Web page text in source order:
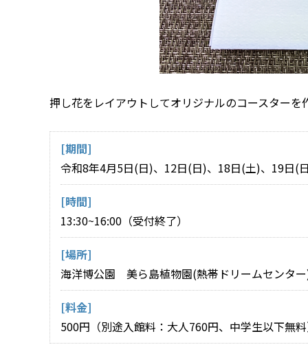
押し花をレイアウトしてオリジナルのコースターを
[期間]
令和8年4月5日(日)、12日(日)、18日(土)、19日(
[時間]
13:30~16:00（受付終了）
[場所]
海洋博公園 美ら島植物園(熱帯ドリームセンタ
[料金]
500円（別途入館料：大人760円、中学生以下無